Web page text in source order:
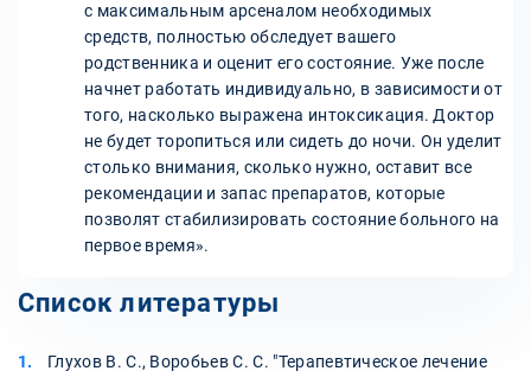
с максимальным арсеналом необходимых
средств, полностью обследует вашего
родственника и оценит его состояние. Уже после
начнет работать индивидуально, в зависимости от
того, насколько выражена интоксикация. Доктор
не будет торопиться или сидеть до ночи. Он уделит
столько внимания, сколько нужно, оставит все
рекомендации и запас препаратов, которые
позволят стабилизировать состояние больного на
первое время».
Список литературы
Глухов В. С., Воробьев С. С. "Терапевтическое лечение